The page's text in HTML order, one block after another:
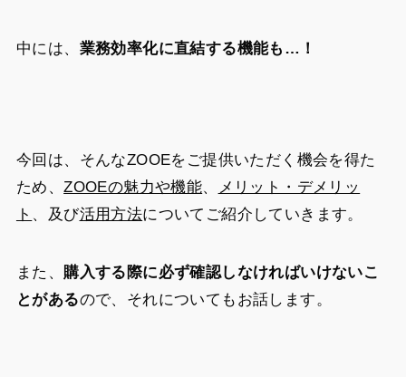
中には、 業務効率化に直結する機能も…！
今回は、そんなZOOEをご提供いただく機会を得た
ため、ZOOEの魅力や機能、
メリット・デメリッ
ト 、及び活用方法についてご紹介していきます。
また、 購入する際に必ず確認しなければいけないこ
とがあるので、それについてもお話します。